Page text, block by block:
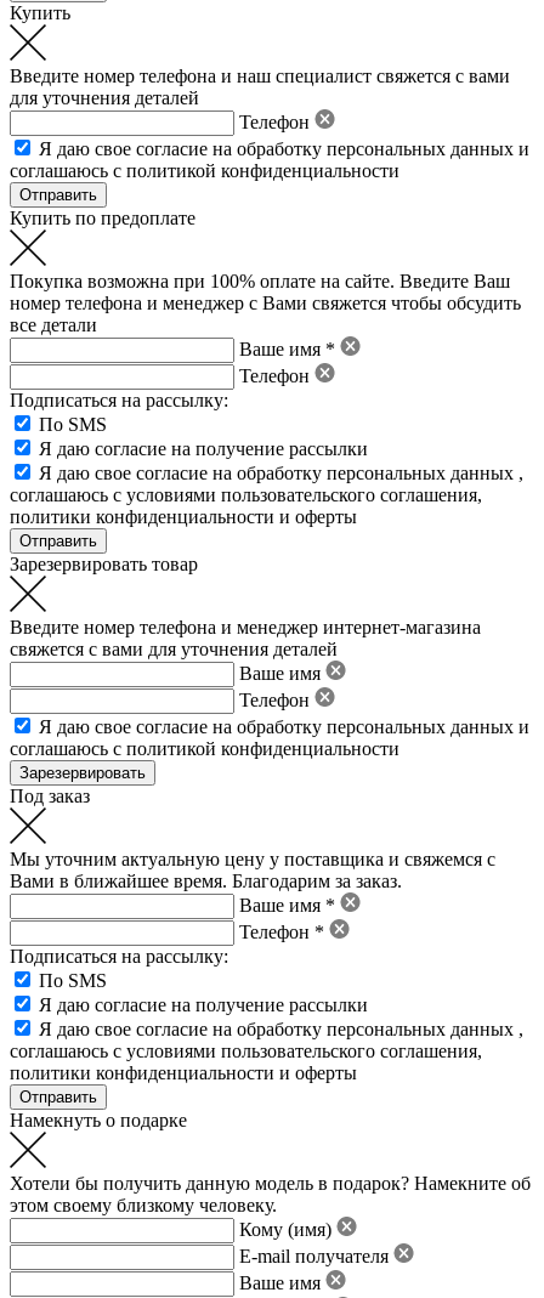
Купить
Введите номер телефона и наш специалист свяжется с вами
для уточнения деталей
Телефон
Я даю свое согласие на обработку персональных данных и
соглашаюсь с политикой конфиденциальности
Купить по предоплате
Покупка возможна при 100% оплате на сайте. Введите Ваш
номер телефона и менеджер с Вами свяжется чтобы обсудить
все детали
Ваше имя *
Телефон
Подписаться на рассылку:
По SMS
Я даю согласие на получение рассылки
Я даю свое согласие на обработку персональных данных ,
соглашаюсь с условиями пользовательского соглашения,
политики конфиденциальности и оферты
Зарезервировать товар
Введите номер телефона и менеджер интернет-магазина
свяжется с вами для уточнения деталей
Ваше имя
Телефон
Я даю свое согласие на обработку персональных данных и
соглашаюсь с политикой конфиденциальности
Под заказ
Мы уточним актуальную цену у поставщика и свяжемся с
Вами в ближайшее время. Благодарим за заказ.
Ваше имя *
Телефон *
Подписаться на рассылку:
По SMS
Я даю согласие на получение рассылки
Я даю свое согласие на обработку персональных данных ,
соглашаюсь с условиями пользовательского соглашения,
политики конфиденциальности и оферты
Намекнуть о подарке
Хотели бы получить данную модель в подарок? Намекните об
этом своему близкому человеку.
Кому (имя)
E-mail получателя
Ваше имя